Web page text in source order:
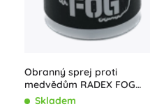
Obranný sprej proti
medvědům RADEX FOG
250 ml
Skladem